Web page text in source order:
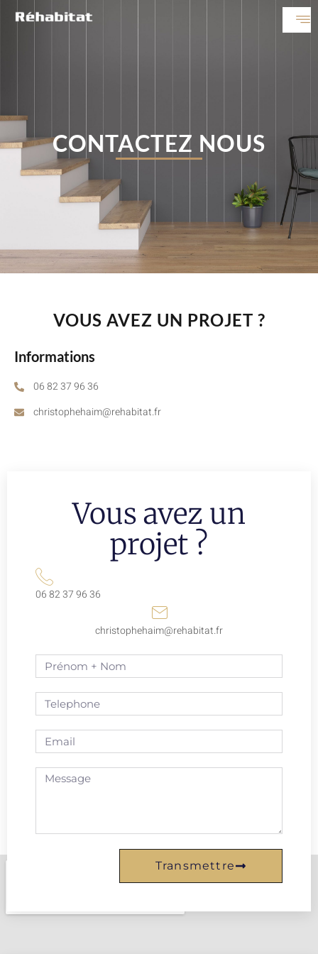
CONTACTEZ NOUS
VOUS AVEZ UN PROJET ?
Informations
06 82 37 96 36
christophehaim@rehabitat.fr
Vous avez un
projet ?
06 82 37 96 36
christophehaim@rehabitat.fr
Transmettre